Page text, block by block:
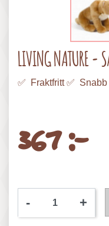
LIVING NATURE -
✅ Fraktfritt ✅
367 :-
- +